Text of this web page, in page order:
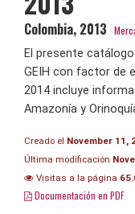
Colombia, 2013
El presente
GEIH con factor de
2014 incluye
Amazonía y
Creado el November 11,
Última modificación
Visitas a la página
Documentación en PDF